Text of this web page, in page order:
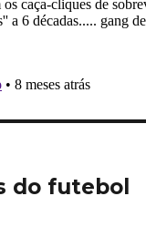
do futebol